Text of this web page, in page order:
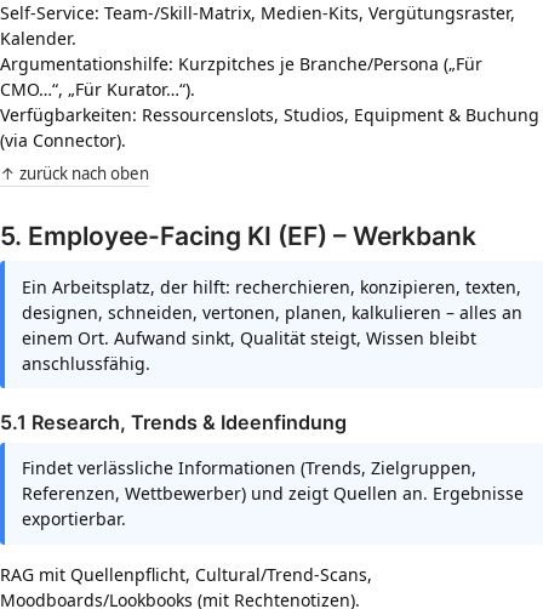
Self-Service: Team-/Skill-Matrix, Medien-Kits, Vergütungsraster,
Kalender.
Argumentationshilfe: Kurzpitches je Branche/Persona („Für
CMO…“, „Für Kurator…“).
Verfügbarkeiten: Ressourcenslots, Studios, Equipment & Buchung
(via Connector).
↑ zurück nach oben
5. Employee-Facing KI (EF) – Werkbank
Ein Arbeitsplatz, der hilft: recherchieren, konzipieren, texten,
designen, schneiden, vertonen, planen, kalkulieren – alles an
einem Ort. Aufwand sinkt, Qualität steigt, Wissen bleibt
anschlussfähig.
5.1 Research, Trends & Ideenfindung
Findet verlässliche Informationen (Trends, Zielgruppen,
Referenzen, Wettbewerber) und zeigt Quellen an. Ergebnisse
exportierbar.
RAG mit Quellenpflicht, Cultural/Trend-Scans,
Moodboards/Lookbooks (mit Rechtenotizen).